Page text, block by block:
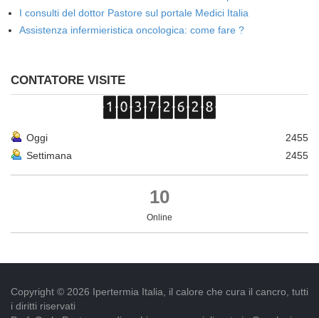
I consulti del dottor Pastore sul portale Medici Italia
Assistenza infermieristica oncologica: come fare ?
CONTATORE VISITE
Oggi
2455
Settimana
2455
10
Online
Copyright © 2026 Ipertermia Italia, il calore che cura il cancro, tutti
i diritti riservati